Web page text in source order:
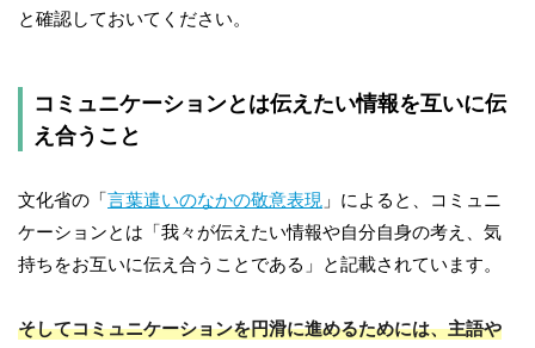
と確認しておいてください。
コミュニケーションとは伝えたい情報を互いに伝
え合うこと
文化省の「言葉遣いのなかの敬意表現 」によると、コミュニ
ケーションとは「我々が伝えたい情報や自分自身の考え、気
持ちをお互いに伝え合うことである」と記載されています。
そしてコミュニケーションを円滑に進めるためには、主語や